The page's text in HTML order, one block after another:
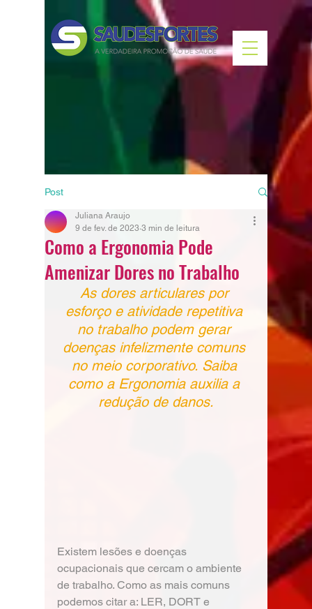
Post
Como a Ergonomia Pode
Amenizar Dores no Trabalho
Juliana Araujo
9 de fev. de 2023 3 min de leitura
As dores articulares por
esforço e atividade repetitiva
no trabalho podem gerar
doenças infelizmente comuns
no meio corporativo. Saiba
como a Ergonomia auxilia a
redução de danos.
Existem lesões e doenças
ocupacionais que cercam o ambiente
de trabalho. Como as mais comuns
podemos citar a: LER, DORT e